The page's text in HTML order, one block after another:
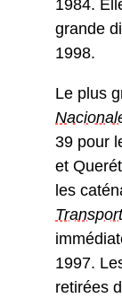
1984.
grande
1998.
Le plus
39 pour
et
les
1997.
retirées